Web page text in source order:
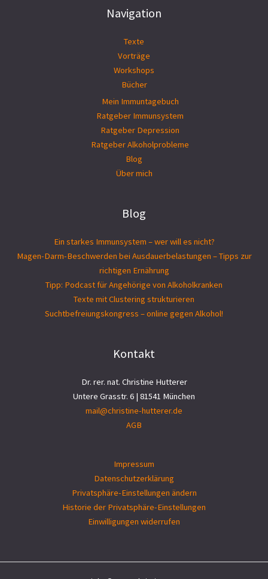
Navigation
Texte
Vorträge
Workshops
Bücher
Mein Immuntagebuch
Ratgeber Immunsystem
Ratgeber Depression
Ratgeber Alkoholprobleme
Blog
Über mich
Blog
Ein starkes Immunsystem – wer will es nicht?
Magen-Darm-Beschwerden bei Ausdauerbelastungen – Tipps zur
richtigen Ernährung
Tipp: Podcast für Angehörige von Alkoholkranken
Texte mit Clustering strukturieren
Suchtbefreiungs­kongress – online gegen Alkohol!
Kontakt
Dr. rer. nat. Christine Hutterer
Untere Grasstr. 6 | 81541 München
mail@christine-hutterer.de
AGB
Impressum
Datenschutzerklärung
Privatsphäre-Einstellungen ändern
Historie der Privatsphäre-Einstellungen
Einwilligungen widerrufen